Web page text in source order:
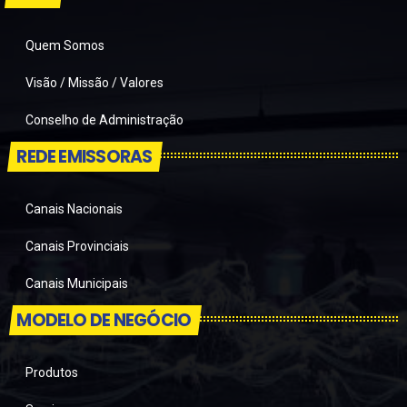
Quem Somos
Visão / Missão / Valores
Conselho de Administração
REDE EMISSORAS
Canais Nacionais
Canais Provinciais
Canais Municipais
MODELO DE NEGÓCIO
Produtos